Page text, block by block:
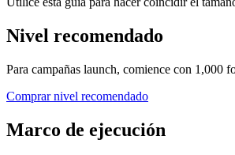
Nivel recomendado
Para campañas launch, comience con 1,000
Comprar nivel recomendado
Marco de ejecución